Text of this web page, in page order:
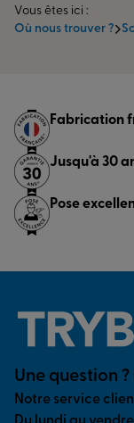
Vous êtes ici :
Où nous trouver ?
Fabrication
Jusqu'à 30
Pose
Une question ?
Notre service